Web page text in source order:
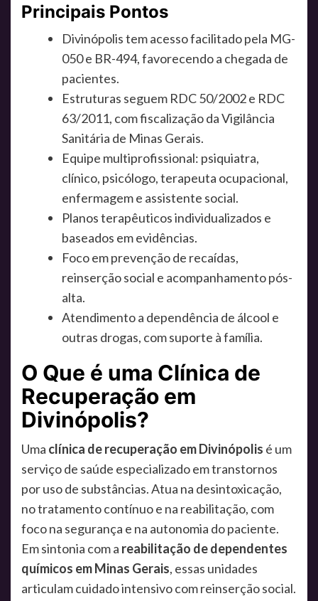
Principais Pontos
Divinópolis tem acesso facilitado pela MG-
050 e BR-494, favorecendo a chegada de
pacientes.
Estruturas seguem RDC 50/2002 e RDC
63/2011, com fiscalização da Vigilância
Sanitária de Minas Gerais.
Equipe multiprofissional: psiquiatra,
clínico, psicólogo, terapeuta ocupacional,
enfermagem e assistente social.
Planos terapêuticos individualizados e
baseados em evidências.
Foco em prevenção de recaídas,
reinserção social e acompanhamento pós-
alta.
Atendimento a dependência de álcool e
outras drogas, com suporte à família.
O Que é uma Clínica de
Recuperação em
Divinópolis?
Uma clínica de recuperação em Divinópolis é um
serviço de saúde especializado em transtornos
por uso de substâncias. Atua na desintoxicação,
no tratamento contínuo e na reabilitação, com
foco na segurança e na autonomia do paciente.
Em sintonia com a reabilitação de dependentes
químicos em Minas Gerais, essas unidades
articulam cuidado intensivo com reinserção social.